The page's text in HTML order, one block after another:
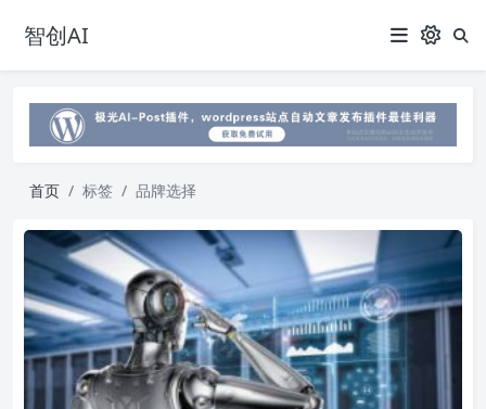
智创AI
首页 标签 品牌选择